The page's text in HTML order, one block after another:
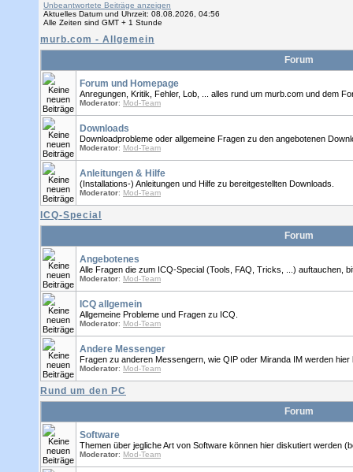
Unbeantwortete Beiträge anzeigen
Aktuelles Datum und Uhrzeit: 08.08.2026, 04:56
Alle Zeiten sind GMT + 1 Stunde
murb.com - Allgemein
Forum
Forum und Homepage
Anregungen, Kritik, Fehler, Lob, ... alles rund um murb.com und dem
Moderator: Mod-Team
Downloads
Downloadprobleme oder allgemeine Fragen zu den angebotenen
Moderator: Mod-Team
Anleitungen & Hilfe
(Installations-) Anleitungen und Hilfe zu bereitgestellten Downloads.
Moderator: Mod-Team
ICQ-Special
Forum
Angebotenes
Alle Fragen die zum ICQ-Special (Tools, FAQ, Tricks, ...) auftauchen,
Moderator: Mod-Team
ICQ allgemein
Allgemeine Probleme und Fragen zu ICQ.
Moderator: Mod-Team
Andere Messenger
Fragen zu anderen Messengern, wie QIP oder Miranda IM werden hier
Moderator: Mod-Team
Rund um den PC
Forum
Software
Themen über jegliche Art von Software können hier diskutiert werden
Moderator: Mod-Team